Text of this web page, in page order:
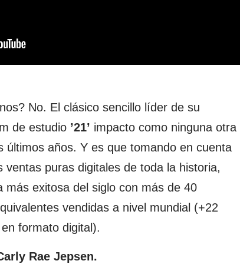
No. El clásico sencillo líder de su
de estudio ’21’ impacto como ninguna otra
últimos años. Y es que tomando en cuenta
ventas puras digitales de toda la historia,
más exitosa del siglo con más de 40
vendidas a nivel mundial (+22
formato digital).
Rae Jepsen.